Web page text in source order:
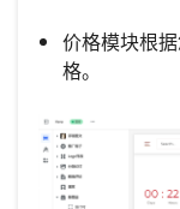
价格模块根
格。